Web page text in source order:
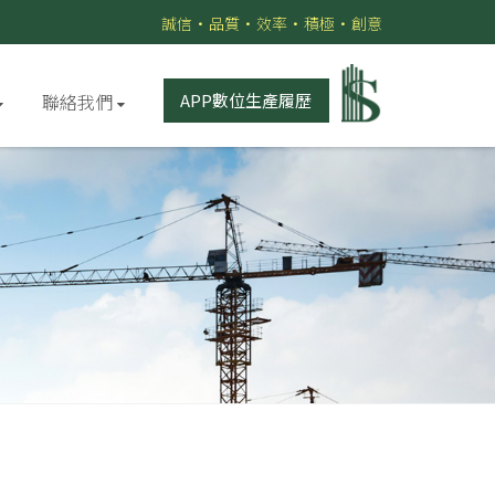
誠信•品質•效率•積極•創意
APP數位生產履歷
聯絡我們